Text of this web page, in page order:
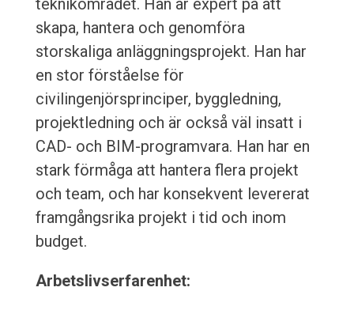
teknikområdet. Han är expert på att
skapa, hantera och genomföra
storskaliga anläggningsprojekt. Han har
en stor förståelse för
civilingenjörsprinciper, byggledning,
projektledning och är också väl insatt i
CAD- och BIM-programvara. Han har en
stark förmåga att hantera flera projekt
och team, och har konsekvent levererat
framgångsrika projekt i tid och inom
budget.
Arbetslivserfarenhet: